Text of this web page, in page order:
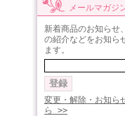
メールマガジ
新着商品のお知らせ
の紹介などをお知ら
ます。
変更・解除・お知ら
ら >>